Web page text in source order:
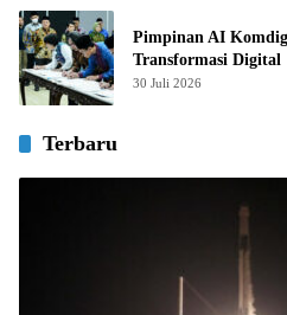
Pimpinan AI
Transformasi Digital
30 Juli 2026
Terbaru